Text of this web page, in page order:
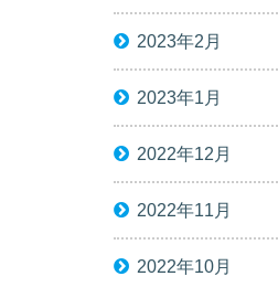
2023年2月
2023年1月
2022年12月
2022年11月
2022年10月